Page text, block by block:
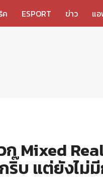
ค ESPORT ข่าว แ
Mixed
ริ๊บ แต่ยังไม่